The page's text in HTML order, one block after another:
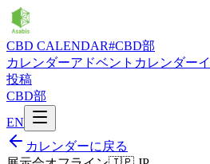
CBD CALENDAR#CBD部
カレンダーアドベントカレンダー
投稿
CBD部
EN
カレンダーに戻る